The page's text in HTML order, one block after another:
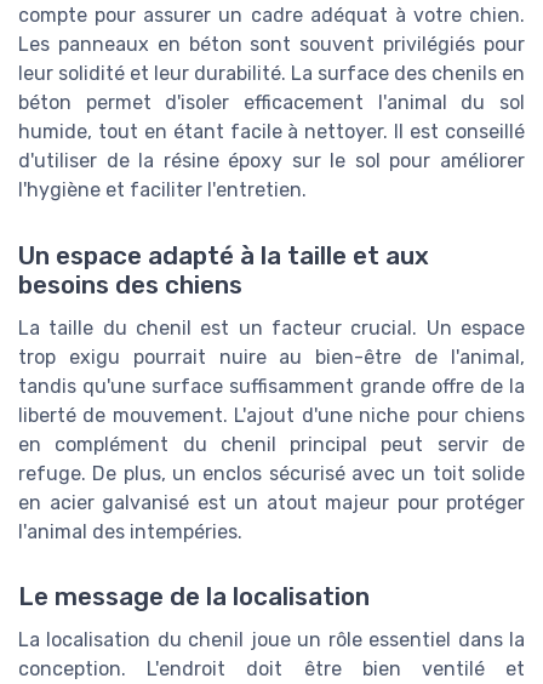
compte pour assurer un cadre adéquat à votre chien.
Les panneaux en béton sont souvent privilégiés pour
leur solidité et leur durabilité. La surface des chenils en
béton permet d'isoler efficacement l'animal du sol
humide, tout en étant facile à nettoyer. Il est conseillé
d'utiliser de la résine époxy sur le sol pour améliorer
l'hygiène et faciliter l'entretien.
Un espace adapté à la taille et aux
besoins des chiens
La taille du chenil est un facteur crucial. Un espace
trop exigu pourrait nuire au bien-être de l'animal,
tandis qu'une surface suffisamment grande offre de la
liberté de mouvement. L'ajout d'une niche pour chiens
en complément du chenil principal peut servir de
refuge. De plus, un enclos sécurisé avec un toit solide
en acier galvanisé est un atout majeur pour protéger
l'animal des intempéries.
Le message de la localisation
La localisation du chenil joue un rôle essentiel dans la
conception. L'endroit doit être bien ventilé et